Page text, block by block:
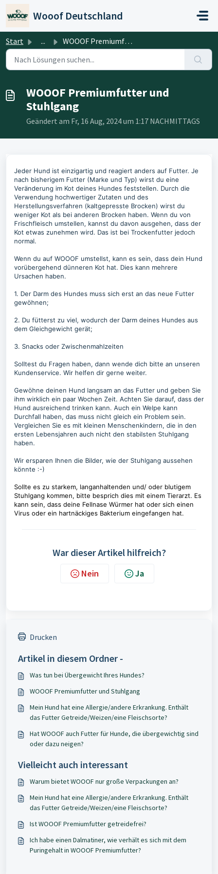
Wooof Deutschland
Start ... WOOOF Premiumfutter und Stuhlgang
WOOOF Premiumfutter und
Stuhlgang
Geändert am Fr, 16 Aug, 2024 um 1:17 NACHMITTAGS
Jeder Hund ist einzigartig und reagiert anders auf Futter. Je
nach bisherigem Futter (Marke und Typ) wirst du eine
Veränderung im Kot deines Hundes feststellen. Durch die
Verwendung hochwertiger Zutaten und des
Herstellungsverfahren (kaltgepresste Brocken) wirst du
weniger Kot als bei anderen Brocken haben. Wenn du von
Frischfleisch umstellen, kannst du davon ausgehen, dass der
Kot etwas zunehmen wird. Das ist bei Trockenfutter jedoch
normal.
Wenn du auf WOOOF umstellst, kann es sein, dass dein Hund
vorübergehend dünneren Kot hat. Dies kann mehrere
Ursachen haben.
1. Der Darm des Hundes muss sich erst an das neue Futter
gewöhnen;
2. Du fütterst zu viel, wodurch der Darm deines Hundes aus
dem Gleichgewicht gerät;
3. Snacks oder Zwischenmahlzeiten
Solltest du Fragen haben, dann wende dich bitte an unseren
Kundenservice. Wir helfen dir gerne weiter.
Gewöhne deinen Hund langsam an das Futter und geben Sie
ihm wirklich ein paar Wochen Zeit. Achten Sie darauf, dass der
Hund ausreichend trinken kann. Auch ein Welpe kann
Durchfall haben, das muss nicht gleich ein Problem sein.
Vergleichen Sie es mit kleinen Menschenkindern, die in den
ersten Lebensjahren auch nicht den stabilsten Stuhlgang
haben.
Wir ersparen Ihnen die Bilder, wie der Stuhlgang aussehen
könnte :-)
Sollte es zu starkem, langanhaltenden und/ oder blutigem
Stuhlgang kommen, bitte besprich dies mit einem Tierarzt. Es
kann sein, dass deine Fellnase Würmer hat oder sich einen
Virus oder ein hartnäckiges Bakterium eingefangen hat.
War dieser Artikel hilfreich?
Nein Ja
Drucken
Artikel in diesem Ordner -
Was tun bei Übergewicht Ihres Hundes?
WOOOF Premiumfutter und Stuhlgang
Mein Hund hat eine Allergie/andere Erkrankung. Enthält
das Futter Getreide/Weizen/eine Fleischsorte?
Hat WOOOF auch Futter für Hunde, die übergewichtig sind
oder dazu neigen?
Vielleicht auch interessant
Warum bietet WOOOF nur große Verpackungen an?
Mein Hund hat eine Allergie/andere Erkrankung. Enthält
das Futter Getreide/Weizen/eine Fleischsorte?
Ist WOOOF Premiumfutter getreidefrei?
Ich habe einen Dalmatiner, wie verhält es sich mit dem
Puringehalt in WOOOF Premiumfutter?